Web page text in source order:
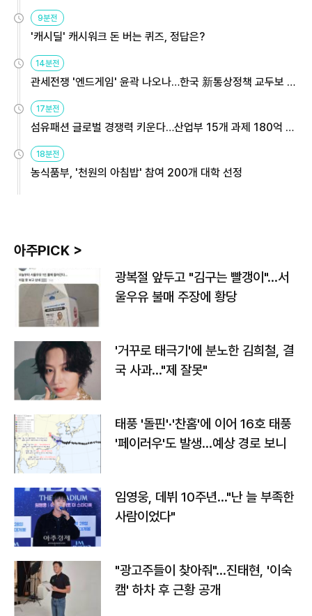
9분전
'캐시딜' 캐시워크 돈 버는 퀴즈, 정답은?
14분전
관세전쟁 '엔드게임' 윤곽 나오나…한국 新통상정책 교두보 활
17분전
섬유패션 글로벌 경쟁력 키운다…산업부 15개 과제 180억 지
18분전
농식품부, '천원의 아침밥' 참여 200개 대학 선정
아주PICK >
광복절 앞두고 "김구는 빨갱이"…서
울우유 불매 주장에 황당
'거꾸로 태극기'에 분노한 김희철, 결
국 사과…"제 잘못"
태풍 '돌핀'·'찬홈'에 이어 16호 태풍
'페이러우'도 발생…예상 경로 보니
임영웅, 데뷔 10주년…"난 늘 부족한
사람이었다"
"광고주들이 찾아줘"…진태현, '이숙
캠' 하차 후 근황 공개